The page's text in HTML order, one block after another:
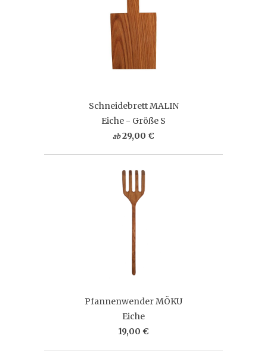
Schneidebrett MALIN
Eiche - Größe S
ab 29,00 €
Pfannenwender MÖKU
Eiche
19,00 €